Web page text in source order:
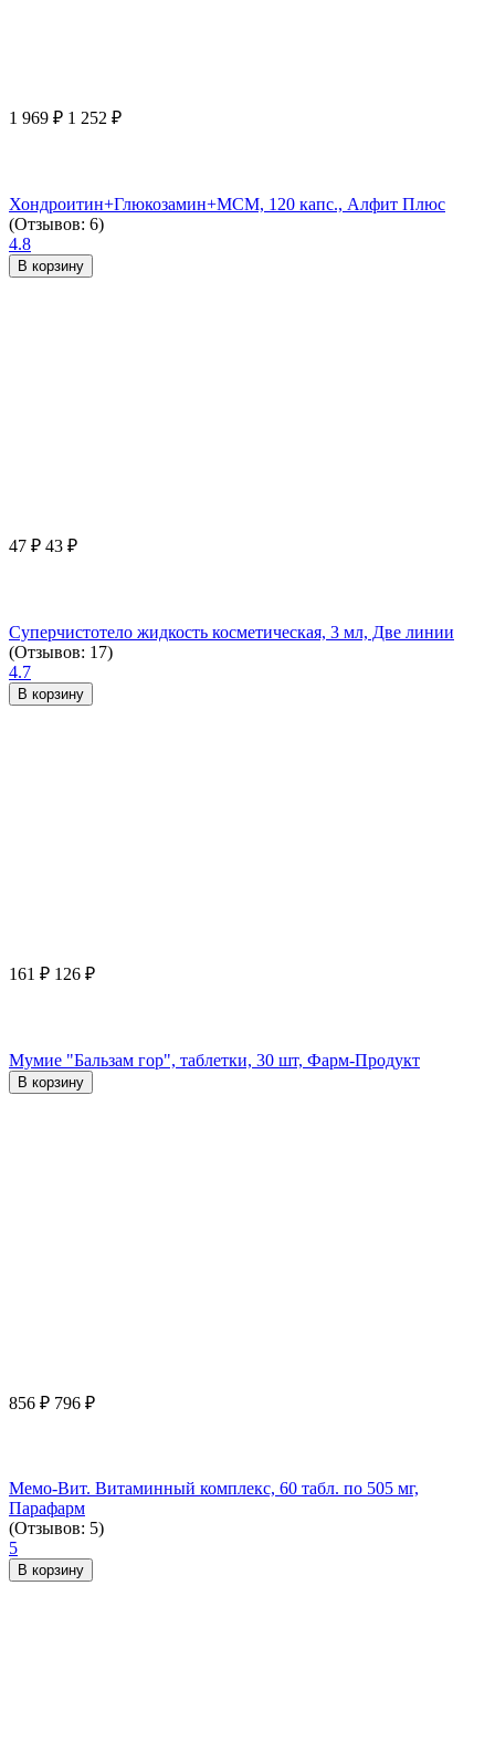
1 969 ₽ 1 252 ₽
Хондроитин+Глюкозамин+МСМ, 120 капс., Алфит Плюс
(Отзывов: 6)
4.8
В корзину
47 ₽ 43 ₽
Суперчистотело жидкость косметическая, 3 мл, Две линии
(Отзывов: 17)
4.7
В корзину
161 ₽ 126 ₽
Мумие "Бальзам гор", таблетки, 30 шт, Фарм-Продукт
В корзину
856 ₽ 796 ₽
Мемо-Вит. Витаминный комплекс, 60 табл. по 505 мг,
Парафарм
(Отзывов: 5)
5
В корзину